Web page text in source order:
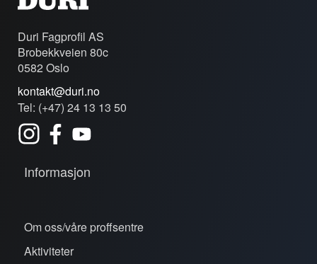
Duri Fagprofil AS
Brobekkveien 80c
0582 Oslo
kontakt@duri.no
Tel: (+47) 24 13 13 50
Informasjon
Om oss/våre proffsentre
Aktiviteter